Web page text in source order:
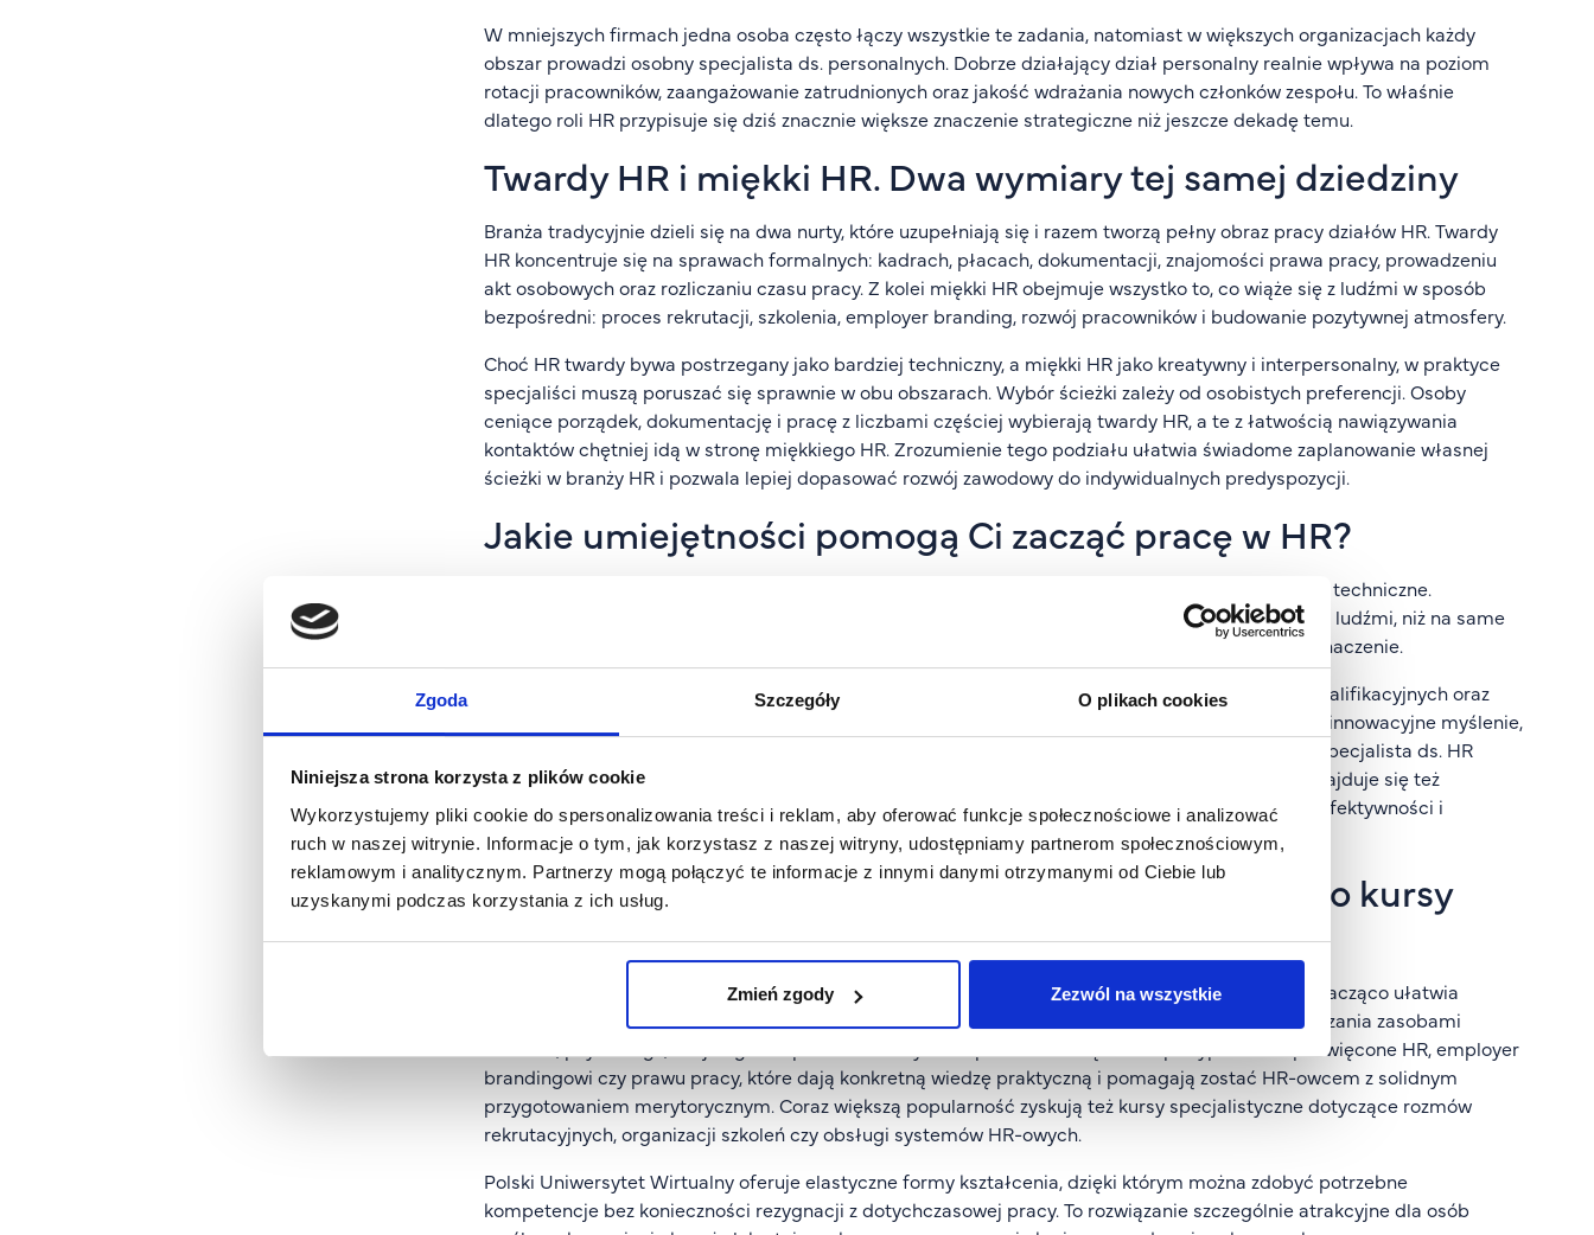
Zgoda Szczegóły O plikach cookies
Niniejsza strona korzysta z plików cookie
Wykorzystujemy pliki cookie do spersonalizowania treści i reklam, aby oferować funkcje społecznościowe i analizować
ruch w naszej witrynie. Informacje o tym, jak korzystasz z naszej witryny, udostępniamy partnerom społecznościowym,
reklamowym i analitycznym. Partnerzy mogą połączyć te informacje z innymi danymi otrzymanymi od Ciebie lub
uzyskanymi podczas korzystania z ich usług.
Zmień zgody Zezwól na wszystkie
W mniejszych firmach jedna osoba często łączy wszystkie te zadania, natomiast w większych organizacjach każdy
obszar prowadzi osobny specjalista ds. personalnych. Dobrze działający dział personalny realnie wpływa na poziom
rotacji pracowników, zaangażowanie zatrudnionych oraz jakość wdrażania nowych członków zespołu. To właśnie
dlatego roli HR przypisuje się dziś znacznie większe znaczenie strategiczne niż jeszcze dekadę temu.
Twardy HR i miękki HR. Dwa wymiary tej samej dziedziny
Branża tradycyjnie dzieli się na dwa nurty, które uzupełniają się i razem tworzą pełny obraz pracy działów HR. Twardy
HR koncentruje się na sprawach formalnych: kadrach, płacach, dokumentacji, znajomości prawa pracy, prowadzeniu
akt osobowych oraz rozliczaniu czasu pracy. Z kolei miękki HR obejmuje wszystko to, co wiąże się z ludźmi w sposób
bezpośredni: proces rekrutacji, szkolenia, employer branding, rozwój pracowników i budowanie pozytywnej atmosfery.
Choć HR twardy bywa postrzegany jako bardziej techniczny, a miękki HR jako kreatywny i interpersonalny, w praktyce
specjaliści muszą poruszać się sprawnie w obu obszarach. Wybór ścieżki zależy od osobistych preferencji. Osoby
ceniące porządek, dokumentację i pracę z liczbami częściej wybierają twardy HR, a te z łatwością nawiązywania
kontaktów chętniej idą w stronę miękkiego HR. Zrozumienie tego podziału ułatwia świadome zaplanowanie własnej
ścieżki w branży HR i pozwala lepiej dopasować rozwój zawodowy do indywidualnych predyspozycji.
Jakie umiejętności pomogą Ci zacząć pracę w HR?
Aby skutecznie zacząć pracę w HR, warto rozwijać zarówno kompetencje miękkie, jak i te bardziej techniczne.
Rekruterzy i menedżerowie coraz częściej zwracają uwagę na to, czy kandydat potrafi pracować z ludźmi, niż na same
dyplomy. Dlatego umiejętności komunikacyjne, empatia i odporność na stres mają tu kluczowe znaczenie.
Praktyczne umiejętności obejmują znajomość prawa pracy, umiejętność prowadzenia rozmów kwalifikacyjnych oraz
obsługę systemów kadrowych. W codziennej pracy specjalisty ds. personalnych liczy się również innowacyjne myślenie,
umiejętność pracy zespołowej oraz radzenie sobie z presją czasu w trudnych sytuacjach. Dobry specjalista ds. HR
potrafi słuchać, zadawać trafne pytania i budować zaufanie. Wśród potrzebnych umiejętności znajduje się też
analityczne podejście. Coraz częściej decyzje w HR opierają się na analizie danych, wskaźnikach efektywności i
raportach z procesów rekrutacyjnych.
Wykształcenie i ścieżki edukacyjne, od studiów po kursy
specjalistyczne
Choć droga do zawodu HR-owca nie jest jednoznacznie określona, odpowiednie wykształcenie znacząco ułatwia
rozpoczęcie pracy. Najczęściej osoby aspirujące do tej branży wybierają kierunki z zakresu zarządzania zasobami
ludzkimi, psychologii, socjologii lub prawa. Świetnym uzupełnieniem są studia podyplomowe poświęcone HR, employer
brandingowi czy prawu pracy, które dają konkretną wiedzę praktyczną i pomagają zostać HR-owcem z solidnym
przygotowaniem merytorycznym. Coraz większą popularność zyskują też kursy specjalistyczne dotyczące rozmów
rekrutacyjnych, organizacji szkoleń czy obsługi systemów HR-owych.
Polski Uniwersytet Wirtualny oferuje elastyczne formy kształcenia, dzięki którym można zdobyć potrzebne
kompetencje bez konieczności rezygnacji z dotychczasowej pracy. To rozwiązanie szczególnie atrakcyjne dla osób